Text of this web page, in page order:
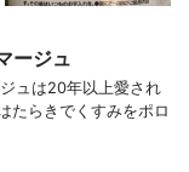
ージュ
ュは20年以上愛され
たらきでくすみをポロ